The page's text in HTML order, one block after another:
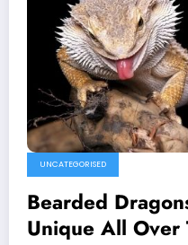
UNCATEGORISED
Bearded
Unique All Over